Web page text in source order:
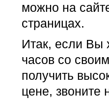
можно на
страницах.
Итак, если Вы
часов со
получить
цене, звоните